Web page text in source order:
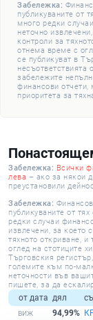
Забележка:
публикуваните от
много редки
неточно
контроли за
отнема време с
се публикуват в
забележите
финансови
приоритета за
Забележка: Всички
лева – ако за някои
преустановили
Забележка:
публикуваните от
редки случаи
извлечени, за което
тяхното откриване,
оглед на стотиците
Търговския
големите към по-
неточности във
пишете, за да
от дата дял
94,99%